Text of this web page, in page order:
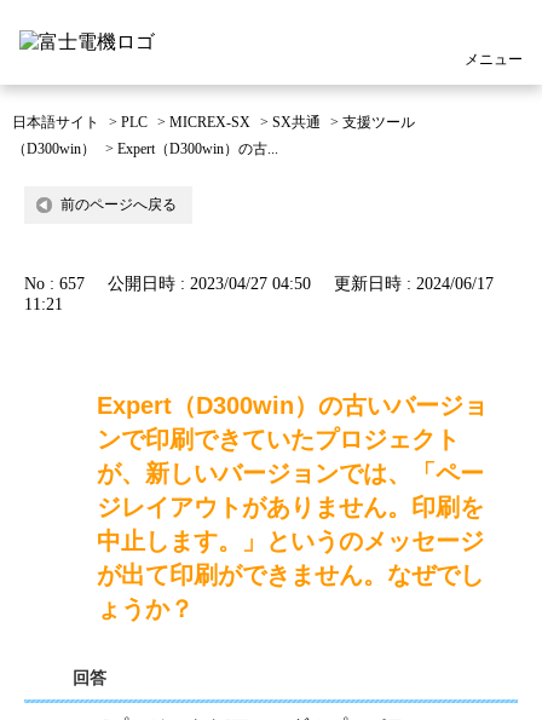
メニュー
日本語サイト > PLC > MICREX-SX > SX共通 > 支援ツール
（D300win）
> Expert（D300win）の古...
前のページへ戻る
No : 657 公開日時 : 2023/04/27 04:50
更新日時 : 2024/06/17
11:21
Expert（D300win）の古いバージョ
ンで印刷できていたプロジェクト
が、新しいバージョンでは、「ペー
ジレイアウトがありません。印刷を
中止します。」というのメッセージ
が出て印刷ができません。なぜでし
ょうか？
回答